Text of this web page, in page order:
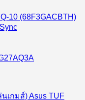
10 (68F3GACBTH)
เกมส์) Asus TUF